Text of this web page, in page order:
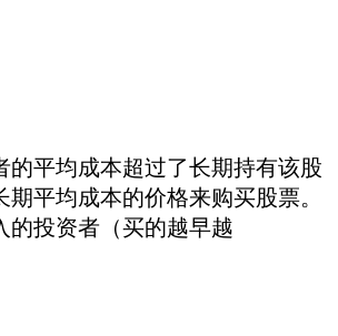
平均成本超过了长期持有该股
平均成本的价格来购买股票。
的投资者（买的越早越